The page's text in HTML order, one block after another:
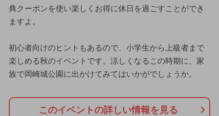
典クーポンを使い楽しくお得に休日を過ごすことができ
ますよ。
初心者向けのヒントもあるので、小学生から上級者まで
楽しめる秋のイベントです。涼しくなるこの時期に、家
族で岡崎城公園に出かけてみてはいかがでしょうか。
このイベントの詳しい情報を見る